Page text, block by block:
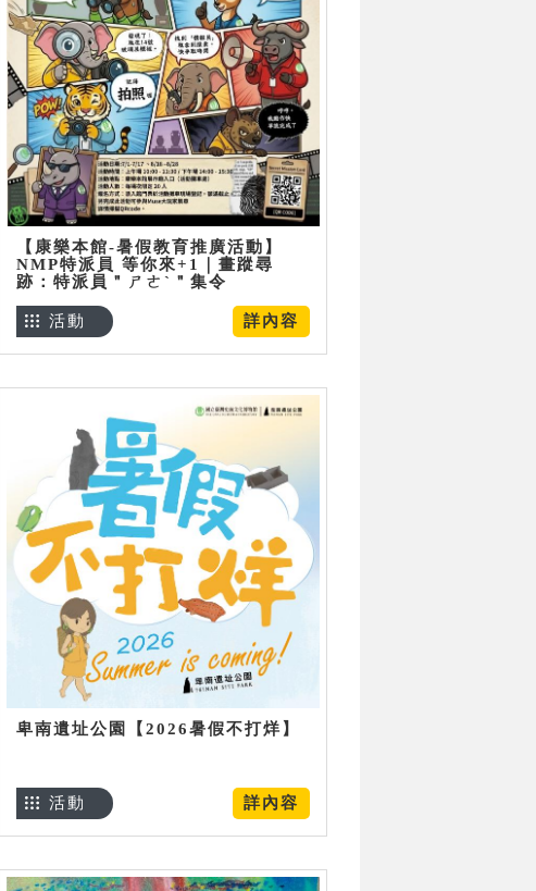
【康樂本館-暑假教育推廣活動】
NMP特派員 等你來+1｜畫蹤尋
跡：特派員＂ㄕㄜˋ＂集令
詳內容
活動
卑南遺址公園【2026暑假不打烊】
詳內容
活動